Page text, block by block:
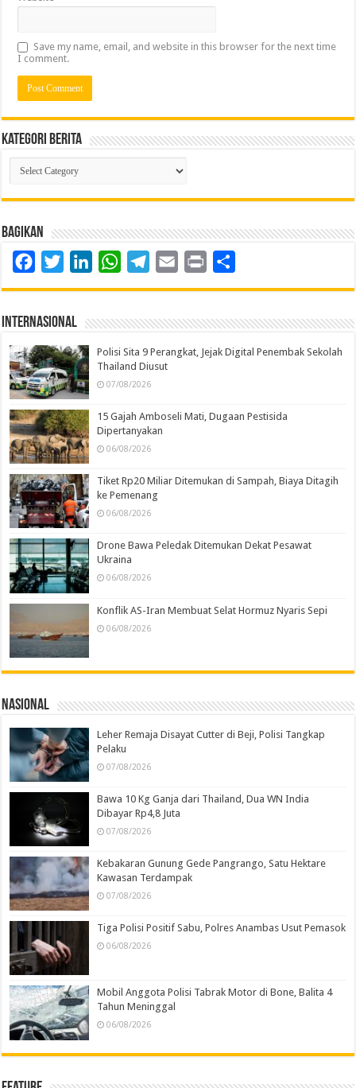
Save my name, email, and website in this browser for the next time
I comment.
Kategori Berita
Kategori
Berita
Bagikan
FacebookTwitterLinkedInWhatsAppTelegram
Email Print
Internasional
Polisi Sita 9 Perangkat, Jejak Digital Penembak Sekolah
Thailand Diusut
07/08/2026
15 Gajah Amboseli Mati, Dugaan Pestisida
Dipertanyakan
06/08/2026
Tiket Rp20 Miliar Ditemukan di Sampah, Biaya Ditagih
ke Pemenang
06/08/2026
Drone Bawa Peledak Ditemukan Dekat Pesawat
Ukraina
06/08/2026
Konflik AS-Iran Membuat Selat Hormuz Nyaris Sepi
06/08/2026
Nasional
Leher Remaja Disayat Cutter di Beji, Polisi Tangkap
Pelaku
07/08/2026
Bawa 10 Kg Ganja dari Thailand, Dua WN India
Dibayar Rp4,8 Juta
07/08/2026
Kebakaran Gunung Gede Pangrango, Satu Hektare
Kawasan Terdampak
07/08/2026
Tiga Polisi Positif Sabu, Polres Anambas Usut Pemasok
06/08/2026
Mobil Anggota Polisi Tabrak Motor di Bone, Balita 4
Tahun Meninggal
06/08/2026